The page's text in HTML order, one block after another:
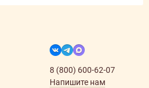
8 (800) 600-62-07
Напишите нам